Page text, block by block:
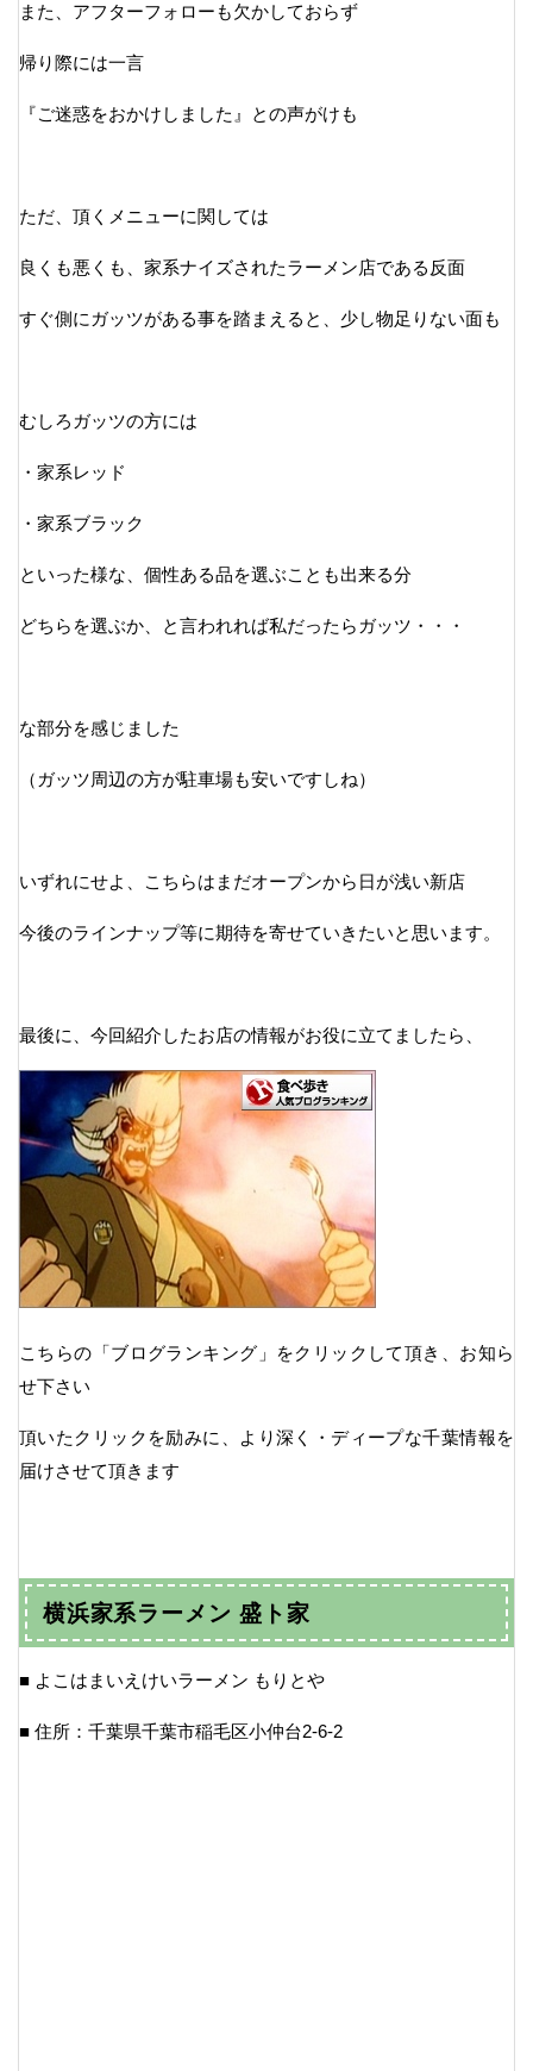
また、アフターフォローも欠かしておらず
帰り際には一言
『ご迷惑をおかけしました』との声がけも
ただ、頂くメニューに関しては
良くも悪くも、家系ナイズされたラーメン店である反面
すぐ側にガッツがある事を踏まえると、少し物足りない面も
むしろガッツの方には
・家系レッド
・家系ブラック
といった様な、個性ある品を選ぶことも出来る分
どちらを選ぶか、と言われれば私だったらガッツ・・・
な部分を感じました
（ガッツ周辺の方が駐車場も安いですしね）
いずれにせよ、こちらはまだオープンから日が浅い新店
今後のラインナップ等に期待を寄せていきたいと思います。
最後に、今回紹介したお店の情報がお役に立てましたら、
こちらの「ブログランキング」をクリックして頂き、お知ら
せ下さい
頂いたクリックを励みに、より深く・ディープな千葉情報を
届けさせて頂きます
横浜家系ラーメン 盛ト家
■ よこはまいえけいラーメン もりとや
■ 住所：千葉県千葉市稲毛区小仲台2-6-2